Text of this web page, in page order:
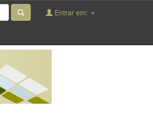
Entrar em: